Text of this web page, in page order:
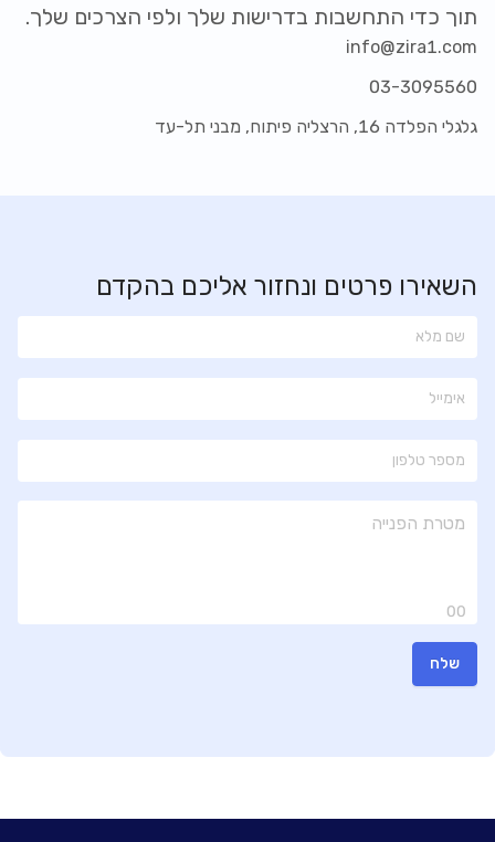
תוך כדי התחשבות בדרישות שלך ולפי הצרכים שלך.
info@zira1.com
03-3095560
גלגלי הפלדה 16, הרצליה פיתוח, מבני תל-עד
השאירו פרטים ונחזור אליכם בהקדם
00
שלח